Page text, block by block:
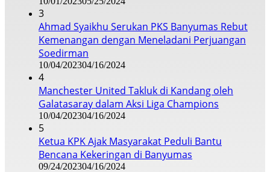
3
Ahmad Syaikhu Serukan PKS Banyumas Rebut
Kemenangan dengan Meneladani Perjuangan
Soedirman
10/04/202304/16/2024
4
Manchester United Takluk di Kandang oleh
Galatasaray dalam Aksi Liga Champions
10/04/202304/16/2024
5
Ketua KPK Ajak Masyarakat Peduli Bantu
Bencana Kekeringan di Banyumas
09/24/202304/16/2024